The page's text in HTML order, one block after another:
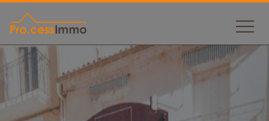
Panneau de gestion des cookies